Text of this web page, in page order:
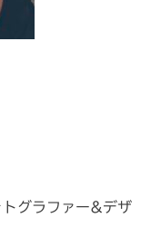
グラファー&デザ